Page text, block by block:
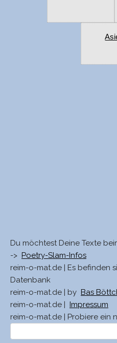
Du möchtest Deine Texte
-> Poetry-Slam-Infos
reim-o-mat.de | Es befinden
Datenbank
reim-o-mat.de | by Bas
reim-o-mat.de |
Impressum
reim-o-mat.de | Probiere ein